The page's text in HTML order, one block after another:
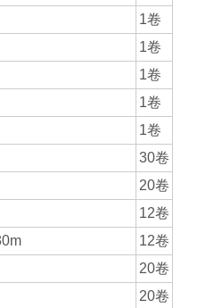
1卷
1卷
1卷
1卷
1卷
30卷
20卷
12卷
12卷
20卷
20卷